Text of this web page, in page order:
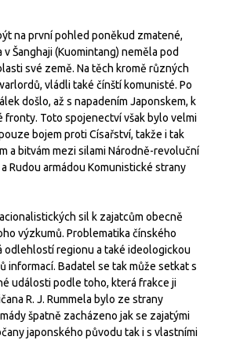
na první pohled poněkud zmatené,
Šanghaji (Kuomintang) neměla pod
své země. Na těch kromě různých
vládli také čínští komunisté. Po
došlo, až s napadením Japonskem, k
fronty. Toto spojenectví však bylo velmi
bojem proti Císařství, takže i tak
a bitvám mezi silami Národně-revoluční
Rudou armádou Komunistické strany
sil k zajatcům obecně
výzkumů. Problematika čínského
odlehlostí regionu a také ideologickou
informací. Badatel se tak může setkat s
události podle toho, která frakce ji
R. J. Rummela bylo ze strany
špatně zacházeno jak se zajatými
japonského původu tak i s vlastními